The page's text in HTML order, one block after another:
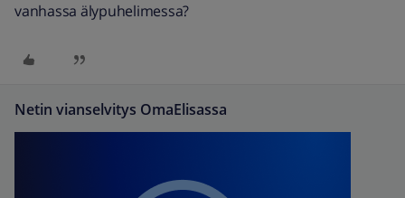
vanhassa älypuhelimessa?
Netin vianselvitys OmaElisassa